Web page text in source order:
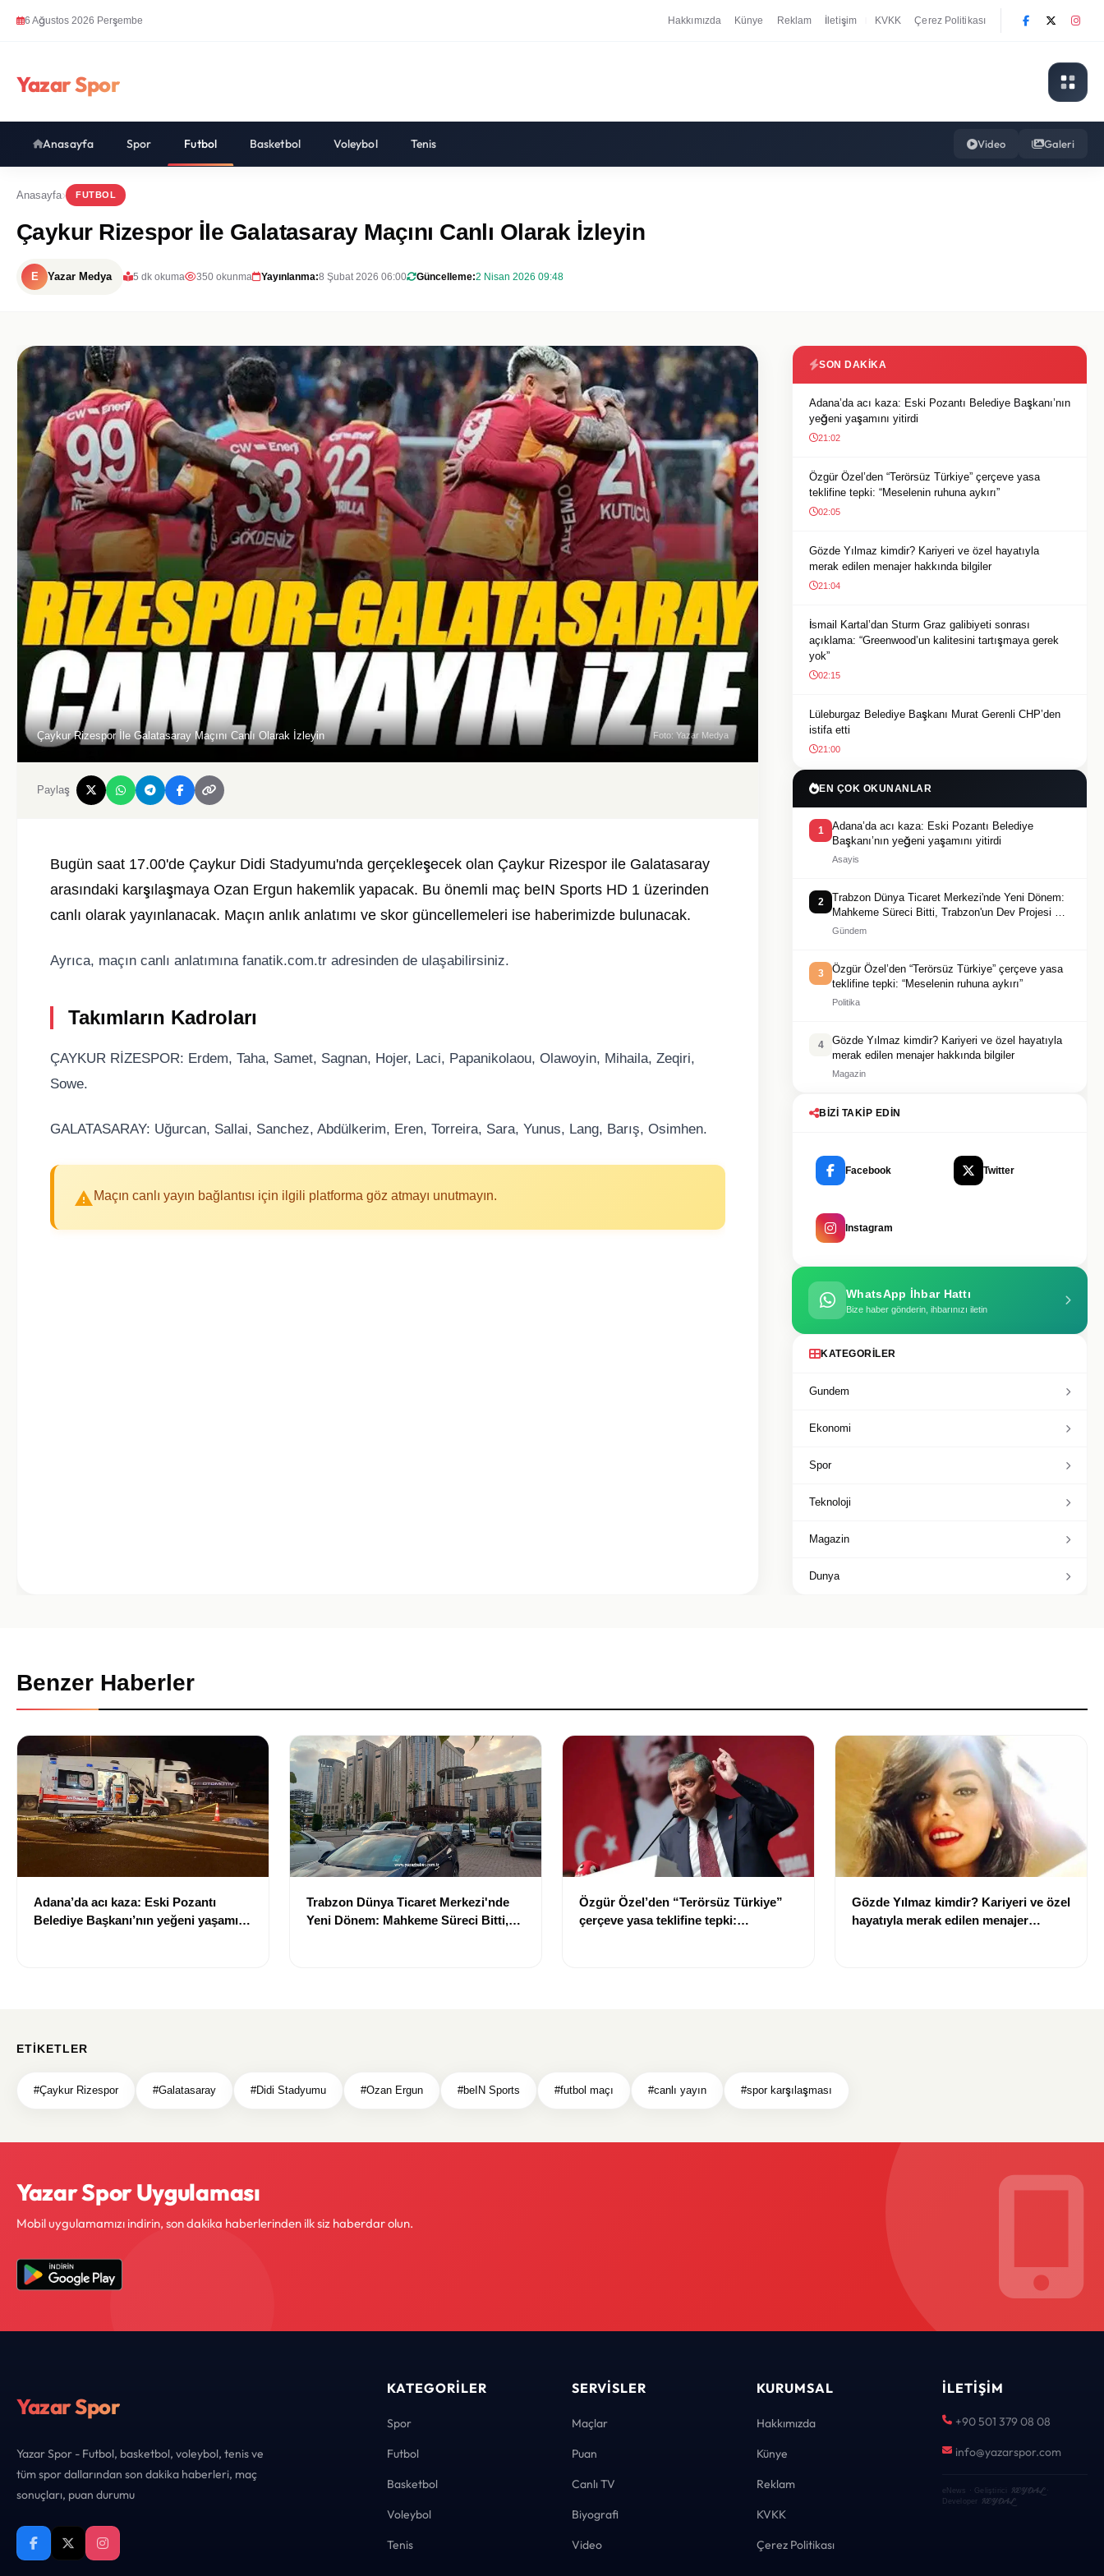
6 Ağustos 2026 Perşembe Hakkımızda Künye Reklam İletişim KVKK Çerez Politikası
Yazar Spor
Anasayfa Spor Futbol Basketbol Voleybol Tenis Video Galeri
Anasayfa FUTBOL
Çaykur Rizespor İle Galatasaray Maçını Canlı Olarak İzleyin
E Yazar Medya 5 dk okuma 350 okunma Yayınlanma:8 Şubat 2026 06:00 Güncelleme:2 Nisan 2026 09:48
Çaykur Rizespor İle Galatasaray Maçını Canlı Olarak İzleyin Foto: Yazar Medya
Paylaş
Bugün saat 17.00'de Çaykur Didi Stadyumu'nda gerçekleşecek olan Çaykur Rizespor ile Galatasaray
arasındaki karşılaşmaya Ozan Ergun hakemlik yapacak. Bu önemli maç beIN Sports HD 1 üzerinden
canlı olarak yayınlanacak. Maçın anlık anlatımı ve skor güncellemeleri ise haberimizde bulunacak.
Ayrıca, maçın canlı anlatımına fanatik.com.tr adresinden de ulaşabilirsiniz.
Takımların Kadroları
ÇAYKUR RİZESPOR: Erdem, Taha, Samet, Sagnan, Hojer, Laci, Papanikolaou, Olawoyin, Mihaila, Zeqiri,
Sowe.
GALATASARAY: Uğurcan, Sallai, Sanchez, Abdülkerim, Eren, Torreira, Sara, Yunus, Lang, Barış, Osimhen.
Maçın canlı yayın bağlantısı için ilgili platforma göz atmayı unutmayın.
SON DAKIKA
Adana’da acı kaza: Eski Pozantı Belediye Başkanı’nın
yeğeni yaşamını yitirdi
21:02
Özgür Özel’den “Terörsüz Türkiye” çerçeve yasa
teklifine tepki: “Meselenin ruhuna aykırı”
02:05
Gözde Yılmaz kimdir? Kariyeri ve özel hayatıyla
merak edilen menajer hakkında bilgiler
21:04
İsmail Kartal’dan Sturm Graz galibiyeti sonrası
açıklama: “Greenwood’un kalitesini tartışmaya gerek
yok”
02:15
Lüleburgaz Belediye Başkanı Murat Gerenli CHP’den
istifa etti
21:00
EN ÇOK OKUNANLAR
1
Adana’da acı kaza: Eski Pozantı Belediye
Başkanı’nın yeğeni yaşamını yitirdi
Asayis
2
Trabzon Dünya Ticaret Merkezi'nde Yeni Dönem:
Mahkeme Süreci Bitti, Trabzon'un Dev Projesi Ne
Zaman Tamamlanacak?
Gündem
3
Özgür Özel’den “Terörsüz Türkiye” çerçeve yasa
teklifine tepki: “Meselenin ruhuna aykırı”
Politika
4
Gözde Yılmaz kimdir? Kariyeri ve özel hayatıyla
merak edilen menajer hakkında bilgiler
Magazin
BIZI TAKIP EDIN
Facebook Twitter
Instagram
WhatsApp İhbar Hattı
Bize haber gönderin, ihbarınızı iletin
KATEGORILER
Gundem
Ekonomi
Spor
Teknoloji
Magazin
Dunya
Benzer Haberler
Adana’da acı kaza: Eski Pozantı
Belediye Başkanı’nın yeğeni yaşamını
Trabzon Dünya Ticaret Merkezi'nde
Yeni Dönem: Mahkeme Süreci Bitti,
Özgür Özel’den “Terörsüz Türkiye”
çerçeve yasa teklifine tepki:
Gözde Yılmaz kimdir? Kariyeri ve özel
hayatıyla merak edilen menajer
ETIKETLER
#Çaykur Rizespor #Galatasaray #Didi Stadyumu #Ozan Ergun #beIN Sports #futbol maçı #canlı yayın #spor karşılaşması
Yazar Spor Uygulaması
Mobil uygulamamızı indirin, son dakika haberlerinden ilk siz haberdar olun.
Yazar Spor
Yazar Spor - Futbol, basketbol, voleybol, tenis ve
tüm spor dallarından son dakika haberleri, maç
sonuçları, puan durumu
KATEGORILER
Spor
Futbol
Basketbol
Voleybol
Tenis
SERVISLER
Maçlar
Puan
Canlı TV
Biyografi
Video
KURUMSAL
Hakkımızda
Künye
Reklam
KVKK
Çerez Politikası
İLETIŞIM
+90 501 379 08 08
info@yazarspor.com
eNews · Geliştirici KEYDAL·
Developer KEYDAL